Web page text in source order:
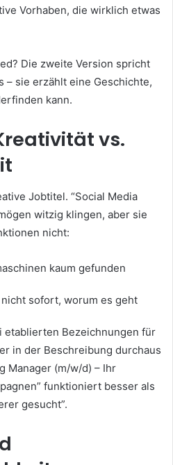
Vorhaben, die wirklich etwas
Die zweite Version spricht
– sie erzählt eine Geschichte,
kann.
vs.
Jobtitel. “Social Media
witzig klingen, aber sie
nicht:
kaum gefunden
sofort, worum es geht
etablierten Bezeichnungen für
in der Beschreibung durchaus
Manager (m/w/d) – Ihr
funktioniert besser als
gesucht”.